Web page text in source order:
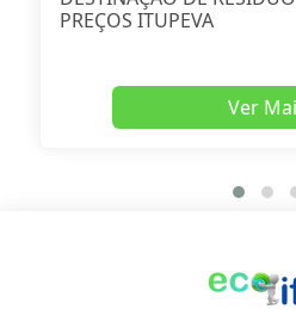
PREÇOS ITUPEVA
Ver